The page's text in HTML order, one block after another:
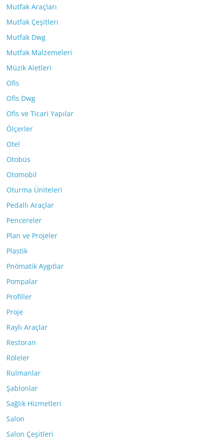
Mutfak Araçları
Mutfak Çeşitleri
Mutfak Dwg
Mutfak Malzemeleri
Müzik Aletleri
Ofis
Ofis Dwg
Ofis ve Ticari Yapılar
Ölçerler
Otel
Otobüs
Otomobil
Oturma Üniteleri
Pedallı Araçlar
Pencereler
Plan ve Projeler
Plastik
Pnömatik Aygıtlar
Pompalar
Profiller
Proje
Raylı Araçlar
Restoran
Röleler
Rulmanlar
Şablonlar
Sağlık Hizmetleri
Salon
Salon Çeşitleri